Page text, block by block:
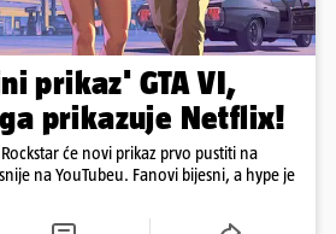
prikaz' GTA VI,
prikazuje Netflix!
će novi prikaz prvo pustiti na
na YouTubeu. Fanovi bijesni, a hype je